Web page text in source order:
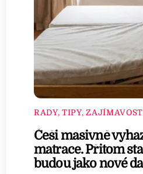
RADY, TIPY,
Češi masivně
matrace. Přitom
budou jako nové